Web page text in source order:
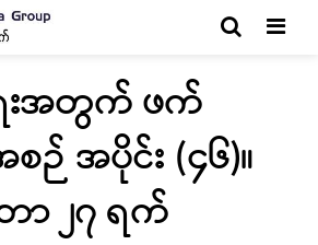
ရေးအတွက် ဖက်
အပိုင်း (၄၆)။
၂၇ ရက်